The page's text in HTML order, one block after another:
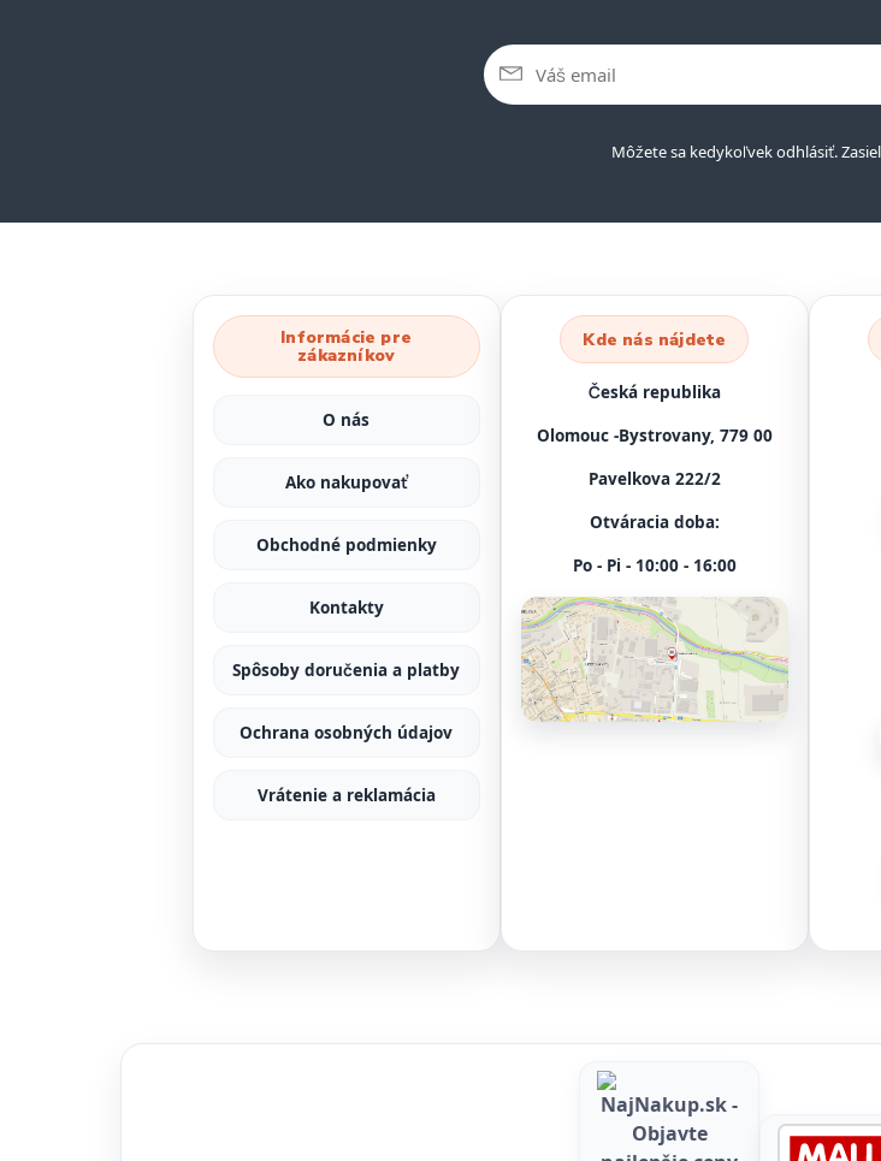
Môžete sa kedykoľvek odhlásiť.
Informácie pre
zákazníkov
O nás
Ako nakupovať
Obchodné podmienky
Kontakty
Spôsoby doručenia a platby
Ochrana osobných údajov
Vrátenie a reklamácia
Kde nás nájdete
Česká republika
Olomouc -Bystrovany, 779 00
Pavelkova 222/2
Otváracia doba:
Po - Pi - 10:00 - 16:00